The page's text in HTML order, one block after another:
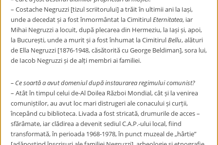
– Costache Negruzzi [tizul scriitorului] a trăit în ultimii ani la Iași,
unde a decedat și a fost înmormântat la CimitirulEternitatea, iar
Mihai Negruzzi a locuit, după plecarea din Hermeziu, la Iași și, apoi,
la București, unde a murit și a fost înhumat la CimitirulBellu, alături
de Ella Negruzzi [1876-1948, căsătorită cu George Beldiman], sora lui,
de Iacob Negruzzi și de alți membri ai familiei.
– Ce soartă a avut domeniul după instaurarea regimului comunist?
– Atât în timpul celui de-Al Doilea Război Mondial, cât și la venirea
comuniștilor, au avut loc mari distrugeri ale conacului și curții,
începând cu biblioteca. Livada a fost stricată, drumurile de acces –
sfărâmate, iar clădirea a devenit sediul C.A.P.-ului local, fiind
transformată, în perioada 1968-1978, în punct muzeal de „hârtie”